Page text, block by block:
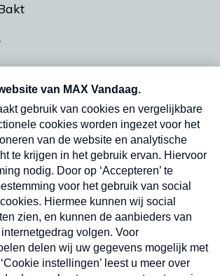
vrijdag- en dinsdagochtend in
Verzend